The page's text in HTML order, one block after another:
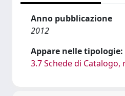
Anno pubblicazione
2012
Appare nelle tipologie:
3.7 Schede di